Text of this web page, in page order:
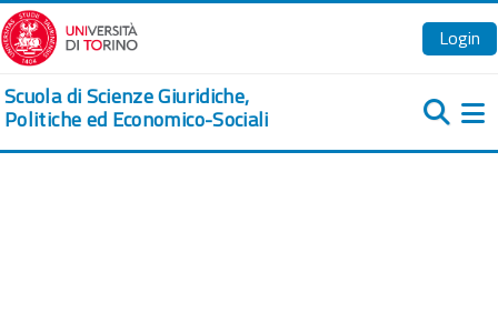
Vai al contenuto principale
Login
Scuola di Scienze Giuridiche,
Politiche ed Economico-Sociali